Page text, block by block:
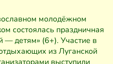
молодёжном
состоялась праздничная
— детям» (6+). Участие в
из Луганской